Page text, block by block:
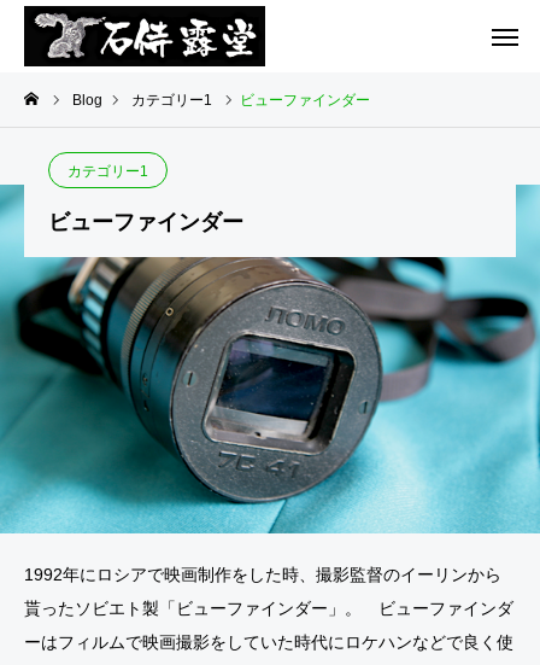
ゴリ カテゴリ
ー1
悪
魔
の
ての
ひら
映
画
第１
作ク
ラン
クイ
ン
て
の
ひ
ら
映
画
祭
て
の
ひ
ら
映
T
Blog カテゴリー1 ビューファインダー
カテゴリー1
ビューファインダー
1992年にロシアで映画制作をした時、撮影監督のイーリンから
貰ったソビエト製「ビューファインダー」。 ビューファインダ
ーはフィルムで映画撮影をしていた時代にロケハンなどで良く使